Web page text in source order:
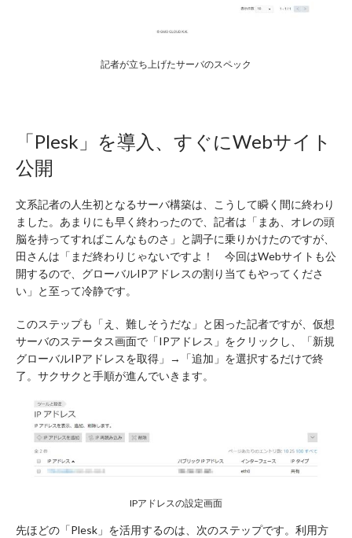
記者が立ち上げたサーバのスペック
「Plesk」を導入、すぐにWebサイト
公開
文系記者の人生初となるサーバ構築は、こうして瞬く間に終わり
ました。あまりにも早く終わったので、記者は「まあ、オレの頭
脳を持ってすればこんなものさ」と調子に乗りかけたのですが、
田さんは「まだ終わりじゃないですよ！ 今回はWebサイトも公
開するので、グローバルIPアドレスの割り当てもやってくださ
い」と至って冷静です。
このステップも「え、難しそうだな」と困った記者ですが、仮想
サーバのステータス画面で「IPアドレス」をクリックし、「新規
グローバルIPアドレスを取得」→「追加」を選択するだけで終
了。サクサクと手順が進んでいきます。
IPアドレスの設定画面
先ほどの「Plesk」 を活用するのは、次のステップです。利用方